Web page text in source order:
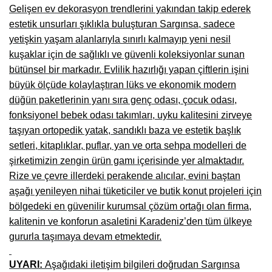
Çanakkale Mobilyacılar, Mobilya Fabrikaları, Mağazaları
Karabağlar Mobilyacıları, Mobilya İmalatçıları, Firmaları
Aydın Mobilya Mağazaları, Firmaları, Dekorasyon Firmaları
Bilecik Mobilyacılar, Mobilya İmalatçıları, Mağazaları
Çorum Mobilyacılar, Mobilya Mağazaları, İmalatçıları
Denizli Mobilyacılar, Mobilya Üreticileri, Mağazaları
Adıyaman Mobilyacılar, Mobilya İmalatçıları, Mağazaları
Ağrı Mobilyacılar, Mobilya İmalatçıları, Mağazaları
Edirne Mobilyacilar, Mobilya İmalatçıları, Mağazaları
Erzincan Mobilyacılar, Mobilya İmalatçıları, Mağazaları
Gelişen ev dekorasyon trendlerini yakından takip ederek
estetik unsurları şıklıkla buluşturan Sargınsa, sadece
yetişkin yaşam alanlarıyla sınırlı kalmayıp yeni nesil
kuşaklar için de sağlıklı ve güvenli koleksiyonlar sunan
bütünsel bir markadır. Evlilik hazırlığı yapan çiftlerin işini
büyük ölçüde kolaylaştıran lüks ve ekonomik modern
düğün paketlerinin yanı sıra genç odası, çocuk odası,
fonksiyonel bebek odası takımları, uyku kalitesini zirveye
taşıyan ortopedik yatak, sandıklı baza ve estetik başlık
setleri, kitaplıklar, puflar, yan ve orta sehpa modelleri de
şirketimizin zengin ürün gamı içerisinde yer almaktadır.
Rize ve çevre illerdeki perakende alıcılar, evini baştan
aşağı yenileyen nihai tüketiciler ve butik konut projeleri için
bölgedeki en güvenilir kurumsal çözüm ortağı olan firma,
kalitenin ve konforun asaletini Karadeniz’den tüm ülkeye
gururla taşımaya devam etmektedir.
UYARI: Aşağıdaki iletişim bilgileri doğrudan Sargınsa